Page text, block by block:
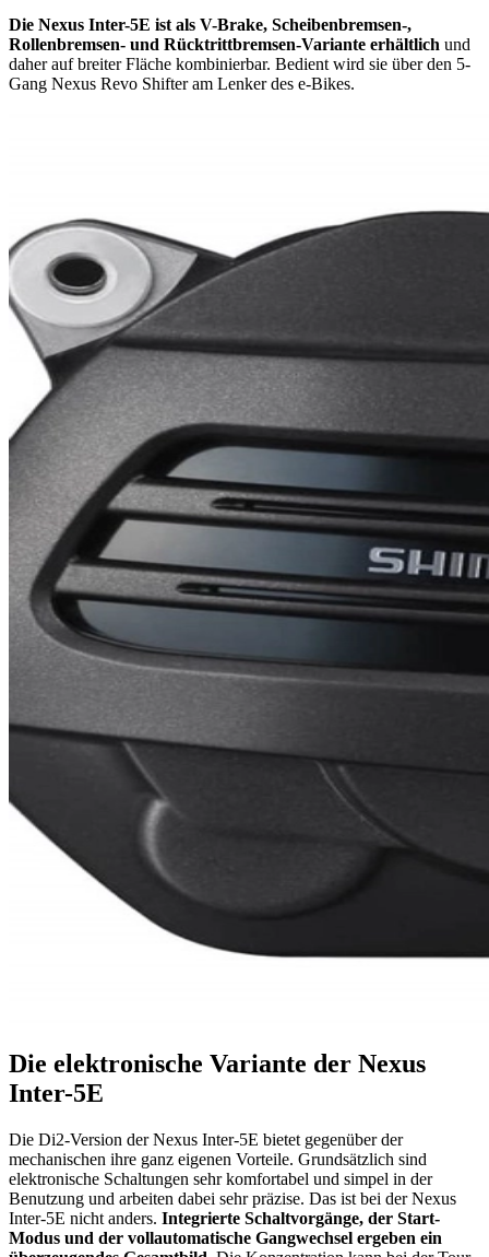
Die Nexus Inter-5E ist als V-Brake, Scheibenbremsen-,
Rollenbremsen- und Rücktrittbremsen-Variante erhältlich und
daher auf breiter Fläche kombinierbar. Bedient wird sie über den 5-
Gang Nexus Revo Shifter am Lenker des e-Bikes.
Die elektronische Variante der Nexus
Inter-5E
Die Di2-Version der Nexus Inter-5E bietet gegenüber der
mechanischen ihre ganz eigenen Vorteile. Grundsätzlich sind
elektronische Schaltungen sehr komfortabel und simpel in der
Benutzung und arbeiten dabei sehr präzise. Das ist bei der Nexus
Inter-5E nicht anders. Integrierte Schaltvorgänge, der Start-
Modus und der vollautomatische Gangwechsel ergeben ein